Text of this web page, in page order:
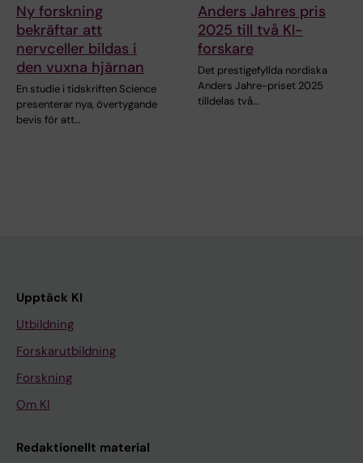
Ny forskning
bekräftar att
nervceller bildas i
den vuxna hjärnan
En studie i tidskriften Science
presenterar nya, övertygande
bevis för att…
Anders Jahres pris
2025 till två KI-
forskare
Det prestigefyllda nordiska
Anders Jahre-priset 2025
tilldelas två…
Upptäck KI
Utbildning
Forskarutbildning
Forskning
Om KI
Redaktionellt material